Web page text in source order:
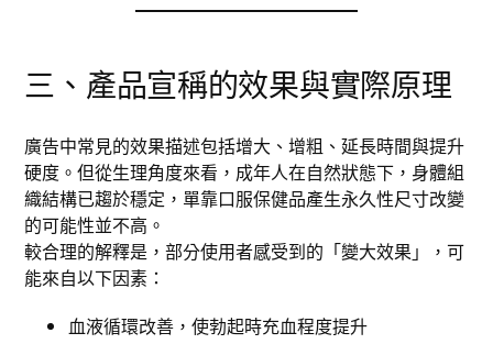
三、產品宣稱的效果與實際原理
廣告中常見的效果描述包括增大、增粗、延長時間與提升
硬度。但從生理角度來看，成年人在自然狀態下，身體組
織結構已趨於穩定，單靠口服保健品產生永久性尺寸改變
的可能性並不高。
較合理的解釋是，部分使用者感受到的「變大效果」，可
能來自以下因素：
血液循環改善，使勃起時充血程度提升